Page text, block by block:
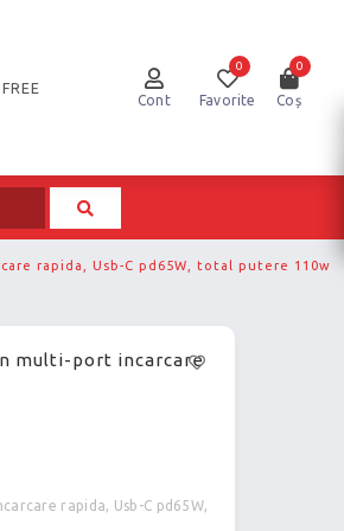
Cont Favorite
0
Coș
0
rapida, Usb-C pd65W, total putere 110w
multi-port incarcare
rapida, Usb-C pd65W,